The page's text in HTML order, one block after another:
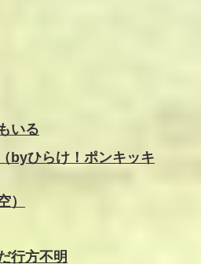
いる
byひらけ！ポンキッキ
）
行方不明